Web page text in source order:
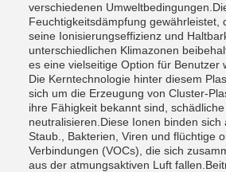
verschiedenen
Feuchtigkeitsdämpfung gewährleistet,
seine Ionisierungseffizienz und
unterschiedlichen Klimazonen
es eine vielseitige Option für Benutzer
Die Kerntechnologie hinter diesem
sich um die Erzeugung von Cluster-
ihre Fähigkeit bekannt sind,
neutralisieren.Diese Ionen binden sich
Staub., Bakterien, Viren und flüchtige
Verbindungen (VOCs), die sich
aus der atmungsaktiven Luft